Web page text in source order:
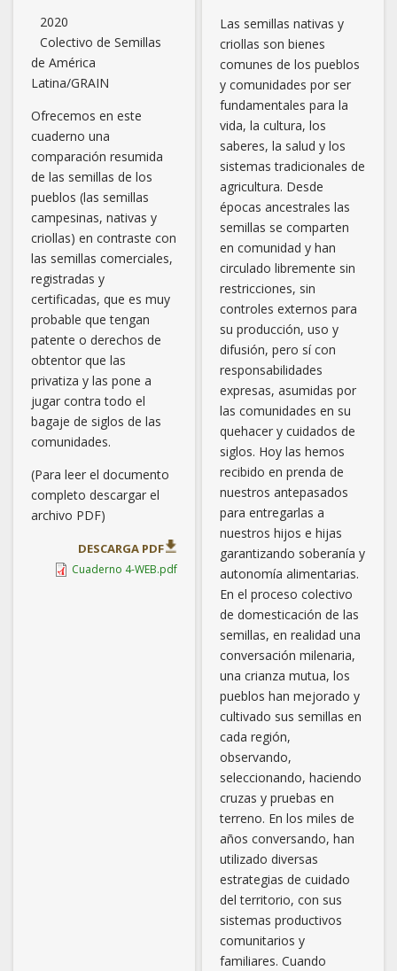
2020
Colectivo de Semillas
de América
Latina/GRAIN
Ofrecemos en este
cuaderno una
comparación resumida
de las semillas de los
pueblos (las semillas
campesinas, nativas y
criollas) en contraste con
las semillas comerciales,
registradas y
certificadas, que es muy
probable que tengan
patente o derechos de
obtentor que las
privatiza y las pone a
jugar contra todo el
bagaje de siglos de las
comunidades.
(Para leer el documento
completo descargar el
archivo PDF)
DESCARGA PDF
Cuaderno 4-WEB.pdf
Las semillas nativas y
criollas son bienes
comunes de los pueblos
y comunidades por ser
fundamentales para la
vida, la cultura, los
saberes, la salud y los
sistemas tradicionales de
agricultura. Desde
épocas ancestrales las
semillas se comparten
en comunidad y han
circulado libremente sin
restricciones, sin
controles externos para
su producción, uso y
difusión, pero sí con
responsabilidades
expresas, asumidas por
las comunidades en su
quehacer y cuidados de
siglos. Hoy las hemos
recibido en prenda de
nuestros antepasados
para entregarlas a
nuestros hijos e hijas
garantizando soberanía y
autonomía alimentarias.
En el proceso colectivo
de domesticación de las
semillas, en realidad una
conversación milenaria,
una crianza mutua, los
pueblos han mejorado y
cultivado sus semillas en
cada región,
observando,
seleccionando, haciendo
cruzas y pruebas en
terreno. En los miles de
años conversando, han
utilizado diversas
estrategias de cuidado
del territorio, con sus
sistemas productivos
comunitarios y
familiares. Cuando